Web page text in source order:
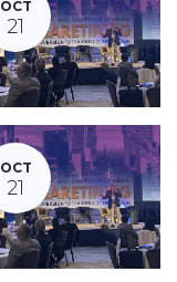
OCT
21
OCT
21